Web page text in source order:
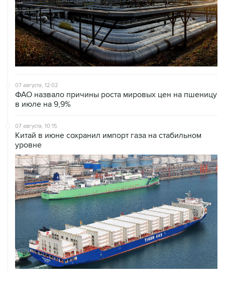
07 августа, 12:02
ФАО назвало причины роста мировых цен на пшеницу
в июле на 9,9%
07 августа, 10:15
Китай в июне сохранил импорт газа на стабильном
уровне